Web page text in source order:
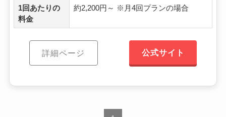
1回あたりの
料金
約2,200円～ ※月4回プランの場合
詳細ページ 公式サイト